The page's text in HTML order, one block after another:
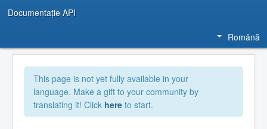
Documentaţie API
Română
This page is not yet fully available in your
language. Make a gift to your community by
translating it! Click here to start.